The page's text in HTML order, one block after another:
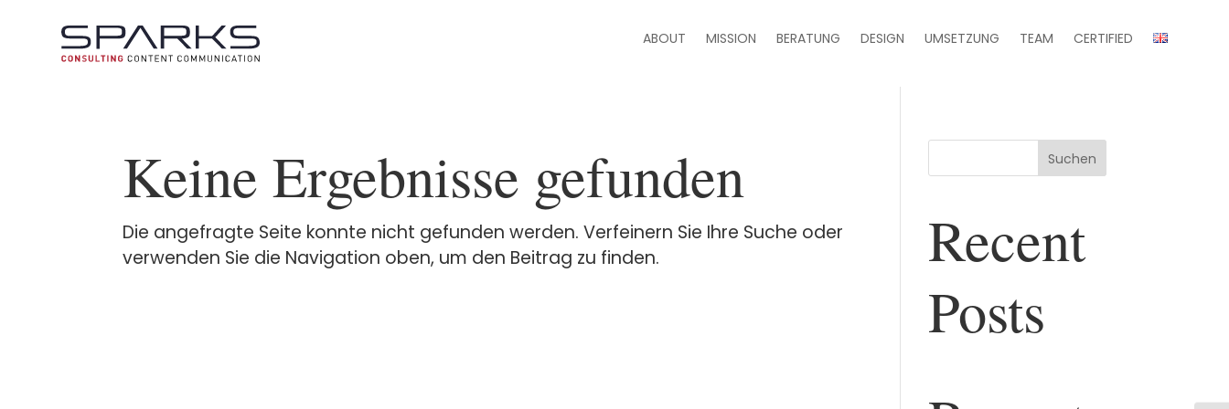
ABOUT MISSION BERATUNG DESIGN UMSETZUNG TEAM CERTIFIED
Keine Ergebnisse gefunden
Die angefragte Seite konnte nicht gefunden werden. Verfeinern Sie Ihre Suche oder
verwenden Sie die Navigation oben, um den Beitrag zu finden.
Suchen
Recent
Posts